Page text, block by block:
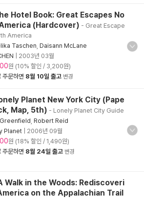
Hotel Book: Great Escapes No
(Hardcover) - Great Escape
America
Taschen Daisann McLane
2003년 03월
원 (10% 할인 / 3,200원)
주문하면 8월 10일 출고 변경
Planet New York City (Pape
Map, 5th) - Lonely Planet City Guide
Robert Reid
Planet
2006년 09월
원 (18% 할인 / 1,490원)
주문하면 8월 24일 출고 변경
Walk in the Woods: Rediscoveri
on the Appalachian Trail